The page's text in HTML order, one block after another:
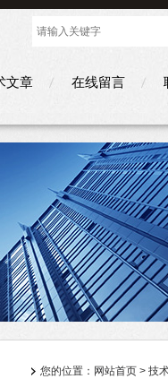
文章 在线留言
您的位置： 网站首页 > 技